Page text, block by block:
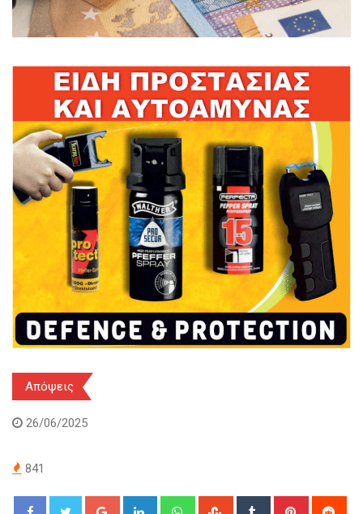
Απόψεις
26/06/2025
841
Google+ LinkedIn WhatsappStumbleUpon
Tumblr Pinterest